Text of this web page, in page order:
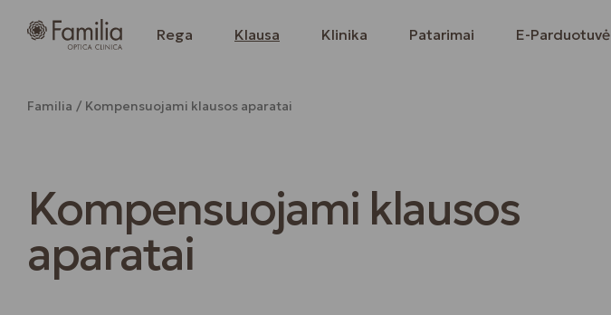
Rega Klausa Klinika Patarimai E-Parduotuvė
Familia Kompensuojami klausos aparatai
Kompensuojami klausos
aparatai